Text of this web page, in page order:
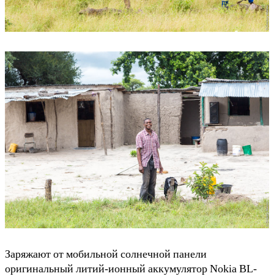
Заряжают от мобильной солнечной панели
оригинальный литий-ионный аккумулятор Nokia BL-